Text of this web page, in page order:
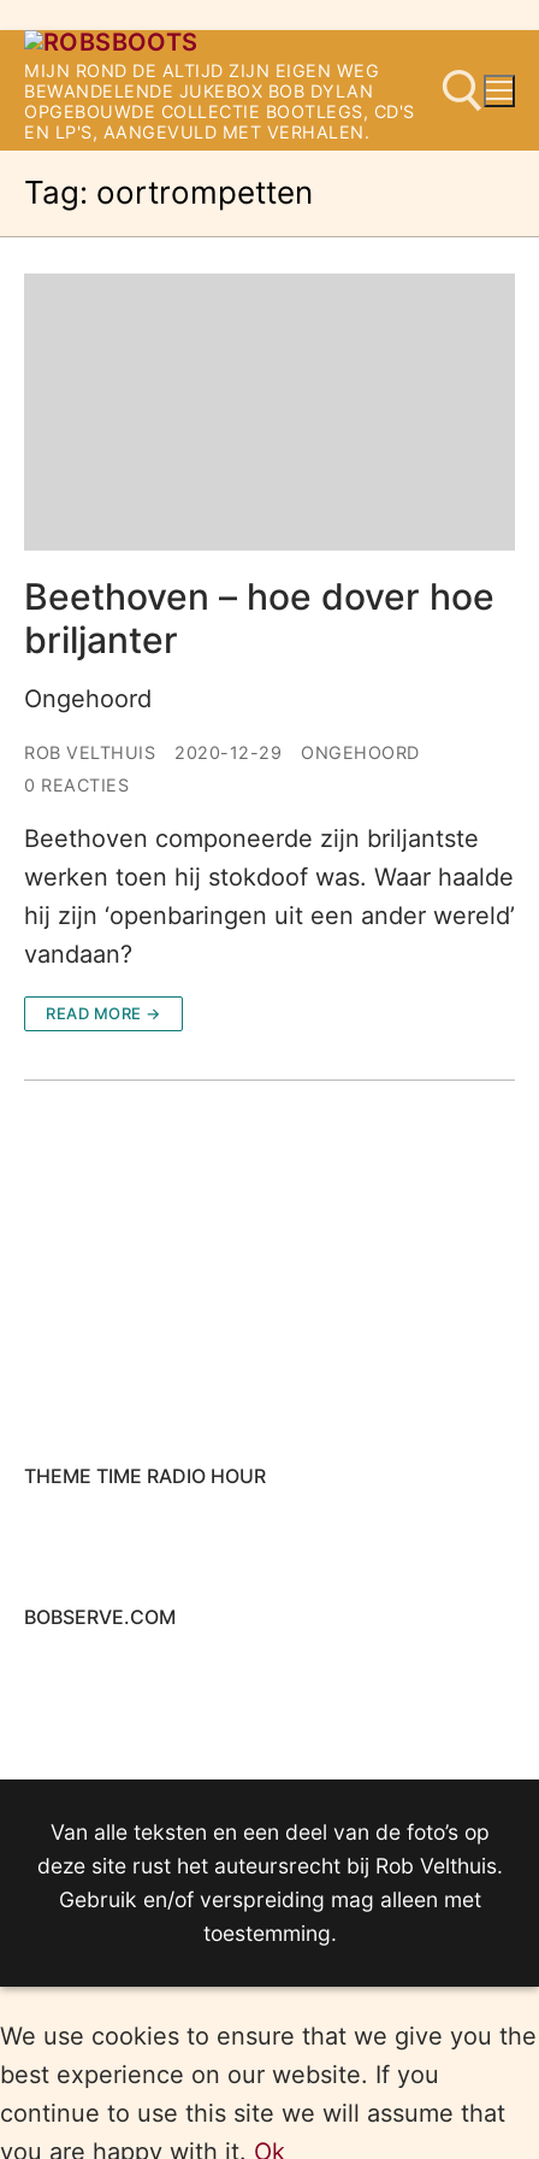
Ga
naar
de
MIJN ROND DE ALTIJD ZIJN EIGEN WEG
BEWANDELENDE JUKEBOX BOB DYLAN
OPGEBOUWDE COLLECTIE BOOTLEGS, CD'S
EN LP'S, AANGEVULD MET VERHALEN.
Tag: oortrompetten
Beethoven – hoe dover hoe
briljanter
Ongehoord
ROB VELTHUIS 2020-12-29
ONGEHOORD
0 REACTIES
Beethoven componeerde zijn briljantste
werken toen hij stokdoof was. Waar haalde
hij zijn ‘openbaringen uit een ander wereld’
vandaan?
READ MORE →
THEME TIME RADIO HOUR
BOBSERVE.COM
Van alle teksten en een deel van de foto’s op
deze site rust het auteursrecht bij Rob Velthuis.
Gebruik en/of verspreiding mag alleen met
toestemming.
We use cookies to ensure that we give you the
best experience on our website. If you
continue to use this site we will assume that
you are happy with it. Ok